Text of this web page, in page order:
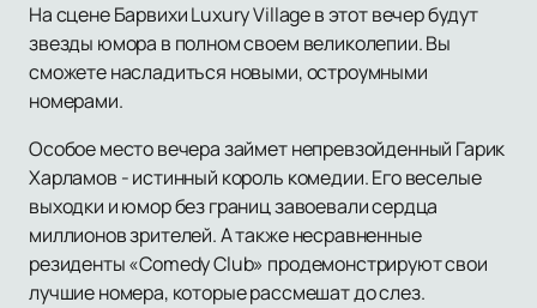
На сцене Барвихи Luxury Village в этот вечер будут
звезды юмора в полном своем великолепии. Вы
сможете насладиться новыми, остроумными
номерами.
Особое место вечера займет непревзойденный Гарик
Харламов - истинный король комедии. Его веселые
выходки и юмор без границ завоевали сердца
миллионов зрителей. А также несравненные
резиденты «Comedy Club» продемонстрируют свои
лучшие номера, которые рассмешат до слез.